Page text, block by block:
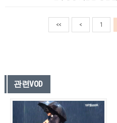
<< < 1
관련VOD